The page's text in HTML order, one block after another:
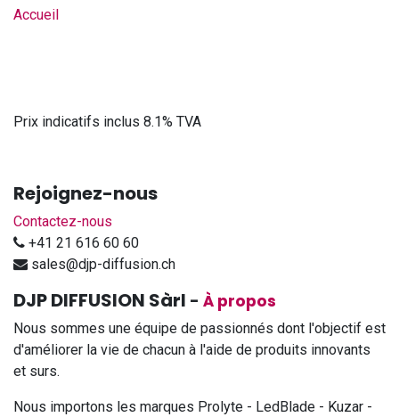
Accueil
Prix indicatifs inclus 8.1% TVA
Rejoignez-nous
Contactez-nous
+41 21 616 60 60
sales@djp-diffusion.ch
DJP DIFFUSION Sàrl - À propos
Nous sommes une équipe de passionnés dont l'objectif est
d'améliorer la vie de chacun à l'aide de produits innovants
et surs.
Nous importons les marques Prolyte - LedBlade - Kuzar -